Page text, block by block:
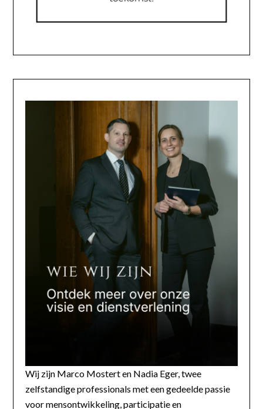
Wij zijn Marco Mostert en Nadia Eger, twee
zelfstandige professionals met een gedeelde passie
voor mensontwikkeling, participatie en